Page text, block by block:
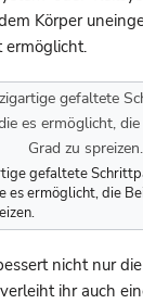
Körper
ermöglicht.
gefaltete
es ermöglicht, die
nicht nur
ihr auch